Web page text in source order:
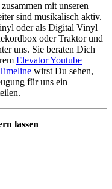
mit unseren
sind musikalisch aktiv.
oder als Digital Vinyl
oder Traktor und
uns. Sie beraten Dich
Elevator Youtube
wirst Du sehen,
für uns ein
lassen